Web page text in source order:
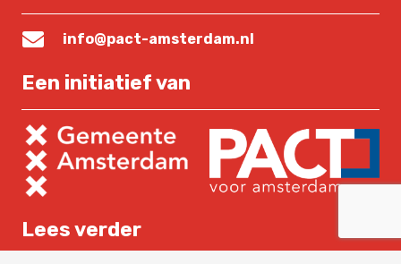
info@pact-amsterdam.nl
Een initiatief van
Lees verder